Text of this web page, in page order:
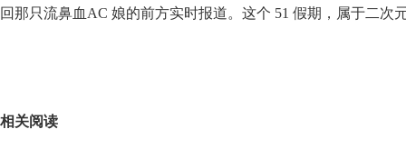
回那只流鼻血AC 娘的前方实时报道。这个 51 假期，属于二次
相关阅读